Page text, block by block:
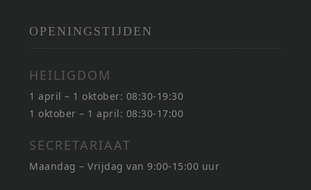
OPENINGSTIJDEN
HEILIGDOM
1 april – 1 oktober: 08:30-19:30
1 oktober – 1 april: 08:30-17:00
SECRETARIAAT
Maandag – Vrijdag van 9:00-15:00 uur